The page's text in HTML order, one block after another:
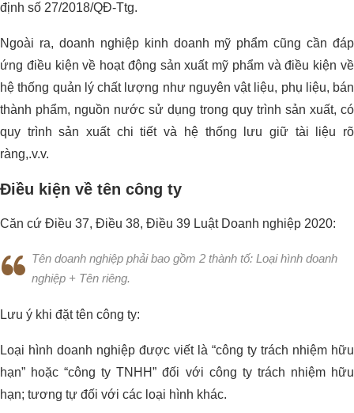
định số 27/2018/QĐ-Ttg.
Ngoài ra, doanh nghiệp kinh doanh mỹ phẩm cũng cần đáp
ứng điều kiện về hoạt động sản xuất mỹ phẩm và điều kiện về
hệ thống quản lý chất lượng như nguyên vật liệu, phụ liệu, bán
thành phẩm, nguồn nước sử dụng trong quy trình sản xuất, có
quy trình sản xuất chi tiết và hệ thống lưu giữ tài liệu rõ
ràng,.v.v.
Điều kiện về tên công ty
Căn cứ Điều 37, Điều 38, Điều 39 Luật Doanh nghiệp 2020:
Tên doanh nghiệp phải bao gồm 2 thành tố: Loại hình doanh
nghiệp + Tên riêng.
Lưu ý khi đặt tên công ty:
Loại hình doanh nghiệp được viết là “công ty trách nhiệm hữu
hạn” hoặc “công ty TNHH” đối với công ty trách nhiệm hữu
hạn; tương tự đối với các loại hình khác.